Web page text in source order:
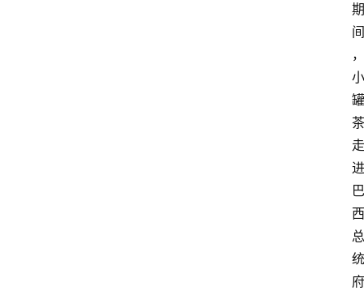
期
间
，
小
罐
茶
走
进
巴
西
总
统
府